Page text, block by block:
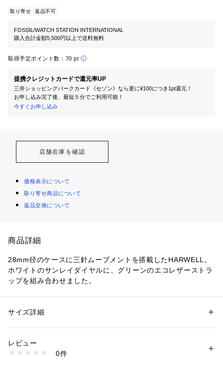
取り寄せ 返品不可
FOSSIL/WATCH STATION INTERNATIONAL
購入合計金額5,500円以上で送料無料
取得予定ポイント数： 70 pt
提携クレジットカードで還元率UP
三井ショッピングパークカード《セゾン》なら更に¥100につき1pt還元！
お申し込み完了後、最短５分でご利用可能！
今すぐお申し込み
店舗在庫を確認
価格表示について
取り寄せ商品について
返品交換について
商品詳細
28mm径のケースに三針ムーブメントを搭載したHARWELL。
ホワイトのサンレイダイヤルに、グリーンのエコレザーストラ
ップを組み合わせました。
ケース径28mm、バンド幅20mm、ミネラルクリスタル、クォ
コレクション名：HARWELL
カテゴリー：時計（ウォッチ）
性別：レディース
素材：ステンレススチール / プロプラネットレザー
商品番号：
ES5267 （ショップ）
サイズ詳細
レビュー
0件